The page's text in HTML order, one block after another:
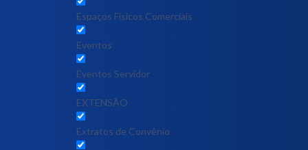
Espaços Físicos Comerciais
Eventos
Eventos Servidor
EXTENSÃO
Extratos de Convênio